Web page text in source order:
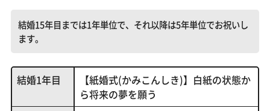
結婚15年目までは1年単位で、それ以降は5年単位でお祝いし
ます。
結婚1年目
【紙婚式(かみこんしき)】白紙の状態か
ら将来の夢を願う